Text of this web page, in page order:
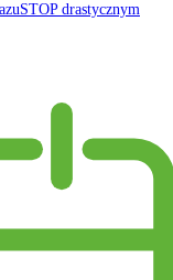
STOP drastycznym